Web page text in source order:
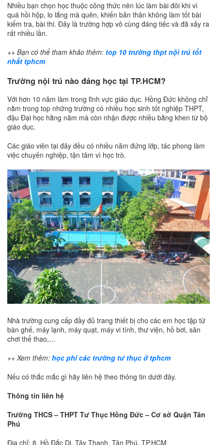
Nhiều bạn chọn học thuộc công thức nên lúc làm bài đôi khi vì
quá hồi hộp, lo lắng mà quên, khiến bản thân không làm tốt bài
kiểm tra, bài thi. Đây là trường hợp vô cùng đáng tiếc và đã xảy ra
rất nhiều lần.
++ Bạn có thể tham khảo thêm: top 10 trường thpt nội trú tốt
nhất tphcm
Trường nội trú nào đáng học tại TP.HCM?
Với hơn 10 năm làm trong lĩnh vực giáo dục. Hồng Đức không chỉ
nằm trong top những trường có nhiều học sinh tốt nghiệp THPT,
đậu Đại học hằng năm mà còn nhận được nhiều bằng khen từ bộ
giáo dục.
Các giáo viên tại đây đều có nhiều năm đứng lớp, tác phong làm
việc chuyên nghiệp, tận tâm vì học trò.
Nhà trường cung cấp đầy đủ trang thiết bị cho các em học tập từ
bàn ghế, máy lạnh, máy quạt, máy vi tính, thư viện, hồ bơi, sân
chơi thể thao,…
++ Xem thêm: học phí các trường tư thục ở tphcm
Nếu có thắc mắc gì hãy liên hệ theo thông tin dưới đây.
Thông tin liên hệ
Trường THCS – THPT Tư Thục Hồng Đức – Cơ sở Quận Tân
Phú
Địa chỉ: 8, Hồ Đắc Di, Tây Thạnh, Tân Phú, TP.HCM